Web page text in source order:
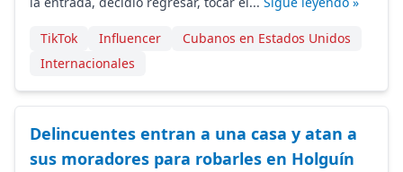
TikTok Influencer
Cubanos en Estados Unidos
Internacionales
Delincuentes entran a una casa y atan a
sus moradores para robarles en Holguín